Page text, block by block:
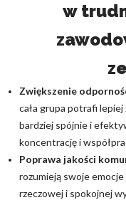
w
Zwiększenie
cała grupa potrafi lepiej
bardziej spójnie i
koncentrację i
Poprawa jakości
rozumieją swoje
rzeczowej i spokojnej